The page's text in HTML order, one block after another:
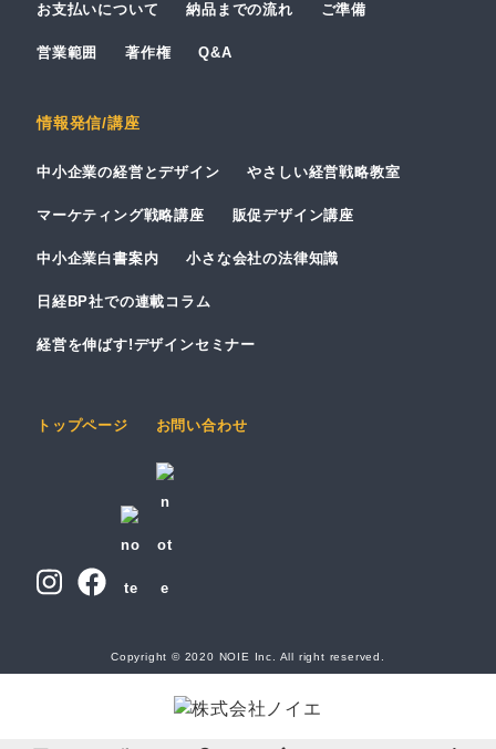
お支払いについて 納品までの流れ ご準備
営業範囲 著作権 Q&A
情報発信/講座
中小企業の経営とデザイン やさしい経営戦略教室
マーケティング戦略講座 販促デザイン講座
中小企業白書案内 小さな会社の法律知識
日経BP社での連載コラム
経営を伸ばす!デザインセミナー
トップページ お問い合わせ
Copyright © 2020 NOIE Inc. All right reserved.